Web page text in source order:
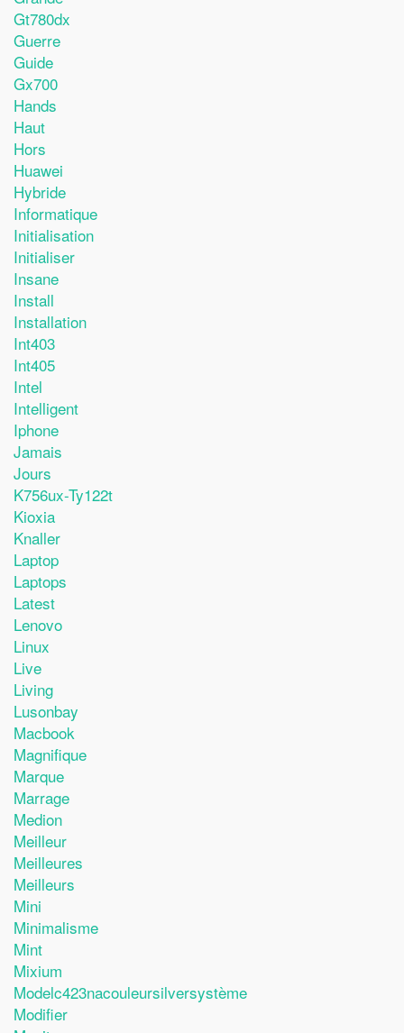
Gt780dx
Guerre
Guide
Gx700
Hands
Haut
Hors
Huawei
Hybride
Informatique
Initialisation
Initialiser
Insane
Install
Installation
Int403
Int405
Intel
Intelligent
Iphone
Jamais
Jours
K756ux-Ty122t
Kioxia
Knaller
Laptop
Laptops
Latest
Lenovo
Linux
Live
Living
Lusonbay
Macbook
Magnifique
Marque
Marrage
Medion
Meilleur
Meilleures
Meilleurs
Mini
Minimalisme
Mint
Mixium
Modelc423nacouleursilversystème
Modifier